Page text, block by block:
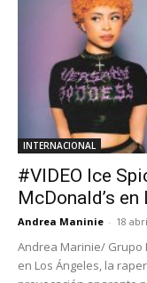
INTERNACIONAL
#VIDEO Ice
McDonald’s
Andrea Maninie - 18
Andrea Marinie/ Grupo
en Los Ángeles, la